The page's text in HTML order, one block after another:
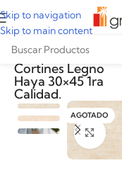
Skip to navigation
Skip to main content
Cerámica
Cortines Legno
Haya 30×45 1ra
Calidad.
AGOTADO